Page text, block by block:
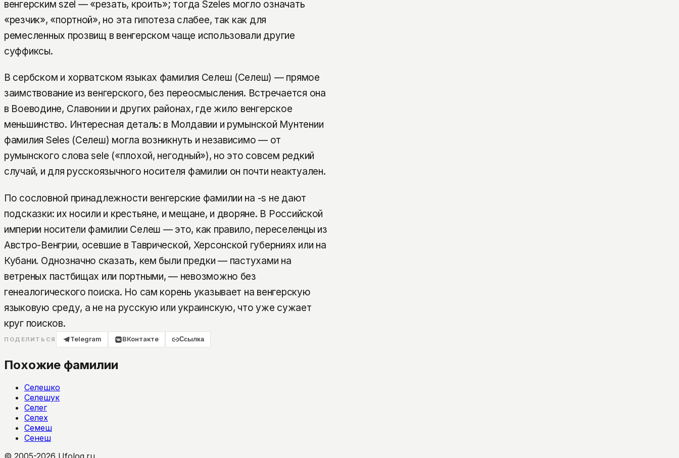
венгерским szel — «резать, кроить»; тогда Szeles могло означать
«резчик», «портной», но эта гипотеза слабее, так как для
ремесленных прозвищ в венгерском чаще использовали другие
суффиксы.
В сербском и хорватском языках фамилия Селеш (Селеш) — прямое
заимствование из венгерского, без переосмысления. Встречается она
в Воеводине, Славонии и других районах, где жило венгерское
меньшинство. Интересная деталь: в Молдавии и румынской Мунтении
фамилия Seles (Селеш) могла возникнуть и независимо — от
румынского слова sele («плохой, негодный»), но это совсем редкий
случай, и для русскоязычного носителя фамилии он почти неактуален.
По сословной принадлежности венгерские фамилии на -s не дают
подсказки: их носили и крестьяне, и мещане, и дворяне. В Российской
империи носители фамилии Селеш — это, как правило, переселенцы из
Австро-Венгрии, осевшие в Таврической, Херсонской губерниях или на
Кубани. Однозначно сказать, кем были предки — пастухами на
ветреных пастбищах или портными, — невозможно без
генеалогического поиска. Но сам корень указывает на венгерскую
языковую среду, а не на русскую или украинскую, что уже сужает
круг поисков.
ПОДЕЛИТЬСЯ Telegram ВКонтакте Ссылка
Похожие фамилии
Селешко
Селешук
Селег
Селех
Семеш
Сенеш
© 2005-2026 Ufolog.ru